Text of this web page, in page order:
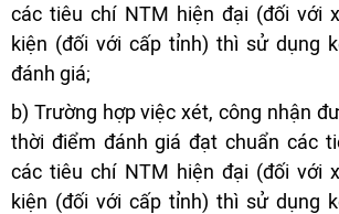
các tiêu chí NTM hiện đại (đối với
kiện (đối với cấp tỉnh) thì sử dụng
đánh giá;
b) Trường hợp việc xét, công nhận
thời điểm đánh giá đạt chuẩn các
các tiêu chí NTM hiện đại (đối với
kiện (đối với cấp tỉnh) thì sử dụng